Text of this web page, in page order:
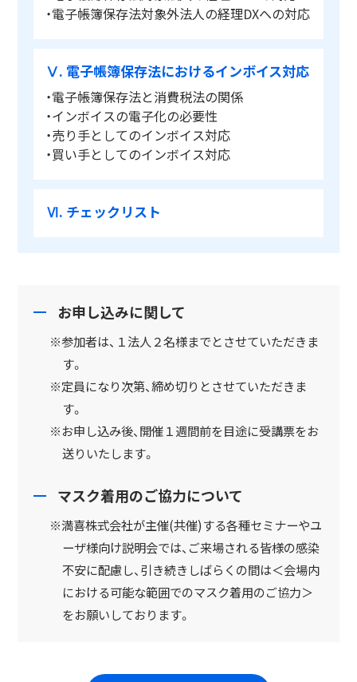
・電子帳簿保存法対象外法人の経理DXへの対応
Ⅴ. 電子帳簿保存法におけるインボイス対応
・電子帳簿保存法と消費税法の関係
・インボイスの電子化の必要性
・売り手としてのインボイス対応
・買い手としてのインボイス対応
Ⅵ. チェックリスト
お申し込みに関して
※参加者は、１法人２名様までとさせていただきま
す。
※定員になり次第、締め切りとさせていただきま
す。
※お申し込み後、開催１週間前を目途に受講票をお
送りいたします。
マスク着用のご協力について
※満喜株式会社が主催(共催)する各種セミナーやユ
ーザ様向け説明会では、ご来場される皆様の感染
不安に配慮し、引き続きしばらくの間は＜会場内
における可能な範囲でのマスク着用のご協力＞
をお願いしております。